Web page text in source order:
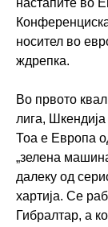
настапите во
носител во
ждрепка.
Во првото
лига,
Тоа е Европа
„зелена
далеку од
хартија. Се
Гибралтар, а